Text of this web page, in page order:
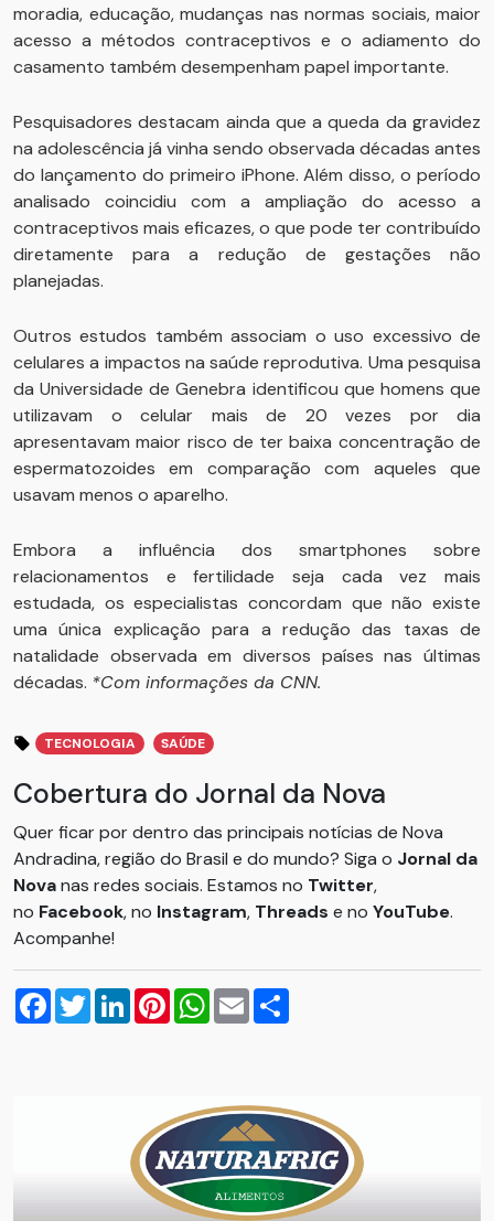
moradia, educação, mudanças nas normas sociais, maior
acesso a métodos contraceptivos e o adiamento do
casamento também desempenham papel importante.
Pesquisadores destacam ainda que a queda da gravidez
na adolescência já vinha sendo observada décadas antes
do lançamento do primeiro iPhone. Além disso, o período
analisado coincidiu com a ampliação do acesso a
contraceptivos mais eficazes, o que pode ter contribuído
diretamente para a redução de gestações não
planejadas.
Outros estudos também associam o uso excessivo de
celulares a impactos na saúde reprodutiva. Uma pesquisa
da Universidade de Genebra identificou que homens que
utilizavam o celular mais de 20 vezes por dia
apresentavam maior risco de ter baixa concentração de
espermatozoides em comparação com aqueles que
usavam menos o aparelho.
Embora a influência dos smartphones sobre
relacionamentos e fertilidade seja cada vez mais
estudada, os especialistas concordam que não existe
uma única explicação para a redução das taxas de
natalidade observada em diversos países nas últimas
décadas. *Com informações da CNN.
TECNOLOGIA SAÚDE
Cobertura do Jornal da Nova
Quer ficar por dentro das principais notícias de Nova
Andradina, região do Brasil e do mundo? Siga o Jornal da
Novanas redes sociais. Estamos no Twitter,
no Facebook, no Instagram, Threads e no YouTube.
Acompanhe!
Facebook
TwitterLinkedInPinterestWhatsApp
Email